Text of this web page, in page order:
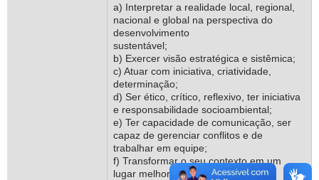
a) Interpretar a realidade local, regional,
nacional e global na perspectiva do
desenvolvimento
sustentável;
b) Exercer visão estratégica e sistêmica;
c) Atuar com iniciativa, criatividade,
determinação;
d) Ser ético, crítico, reflexivo, ter iniciativa
e responsabilidade socioambiental;
e) Ter capacidade de comunicação, ser
capaz de gerenciar conflitos e de
trabalhar em equipe;
f) Transformar o seu contexto em um
lugar melhor para viver.